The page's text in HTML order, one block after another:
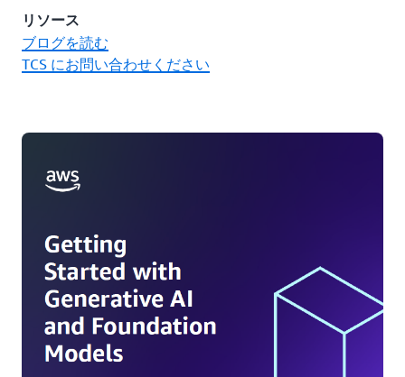
リソース
ブログを読む
TCS にお問い合わせください